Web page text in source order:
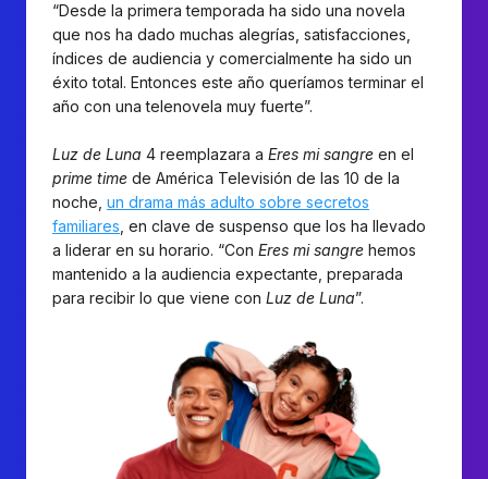
“Desde la primera temporada ha sido una novela
que nos ha dado muchas alegrías, satisfacciones,
índices de audiencia y comercialmente ha sido un
éxito total. Entonces este año queríamos terminar el
año con una telenovela muy fuerte”.
Luz de Luna 4 reemplazara a Eres mi sangre en el
prime time de América Televisión de las 10 de la
noche, un drama más adulto sobre secretos
familiares, en clave de suspenso que los ha llevado
a liderar en su horario. “Con Eres mi sangre hemos
mantenido a la audiencia expectante, preparada
para recibir lo que viene con Luz de Luna”.